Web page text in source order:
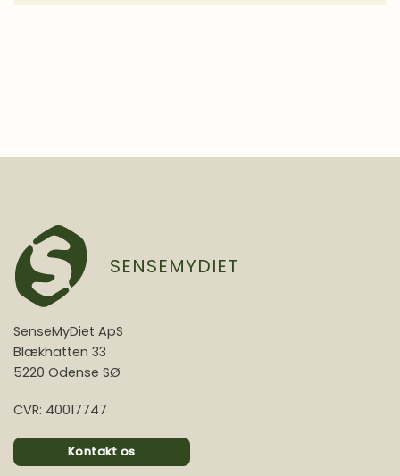
SENSEMYDIET
SenseMyDiet ApS
Blækhatten 33
5220 Odense SØ
CVR: 40017747
Kontakt os